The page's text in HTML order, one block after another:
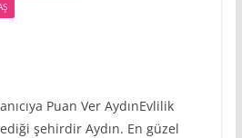
Puan Ver AydınEvlilik
şehirdir Aydın. En güzel